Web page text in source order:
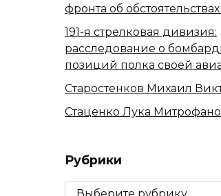
фронта об
191-я стрелковая дивизия:
расследование о
позиций полка своей
Старостенков Михаил
Стаценко Лука
Рубрики
Рубрики